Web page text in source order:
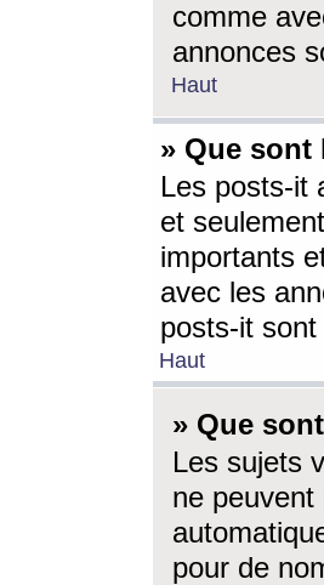
comme
annonces
Haut
» Que sont
Les posts-it
et
importants
avec les
posts-it sont
Haut
» Que
Les sujets
ne
pour de